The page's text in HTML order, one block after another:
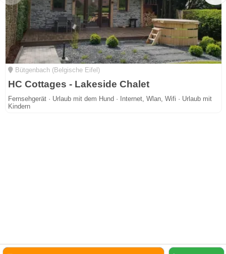
Bütgenbach (Belgische Eifel)
HC Cottages - Lakeside Chalet
Fernsehgerät · Urlaub mit dem Hund · Internet, Wlan, Wifi · Urlaub mit
Kindern